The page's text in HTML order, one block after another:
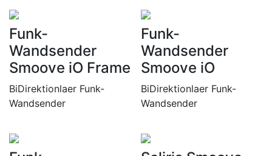
Funk-
Wandsender
Smoove iO Frame
BiDirektionlaer Funk-
Wandsender
Funk-
Wandsender
Smoove iO
BiDirektionlaer Funk-
Wandsender